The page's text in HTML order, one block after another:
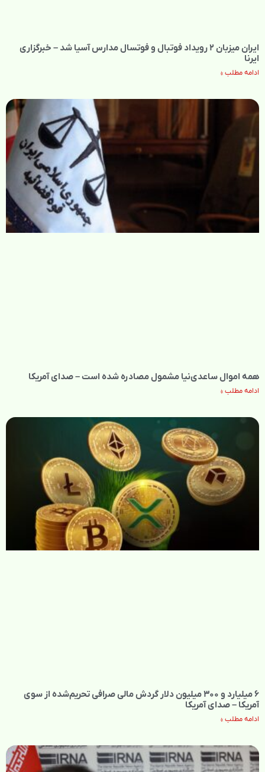
ایران میزبان ۲ رویداد فوتبال و فوتسال مدارس آسیا شد – خبرگزاری
ایرنا
ادامه مطلب »
همه اموال ساعدی‌نیا مشمول مصادره شده است – صدای آمریکا
ادامه مطلب »
۶ میلیارد و ۳۰۰ میلیون دلار گردش مالی صرافی تحریم‌شده از سوی
آمریکا – صدای آمریکا
ادامه مطلب »